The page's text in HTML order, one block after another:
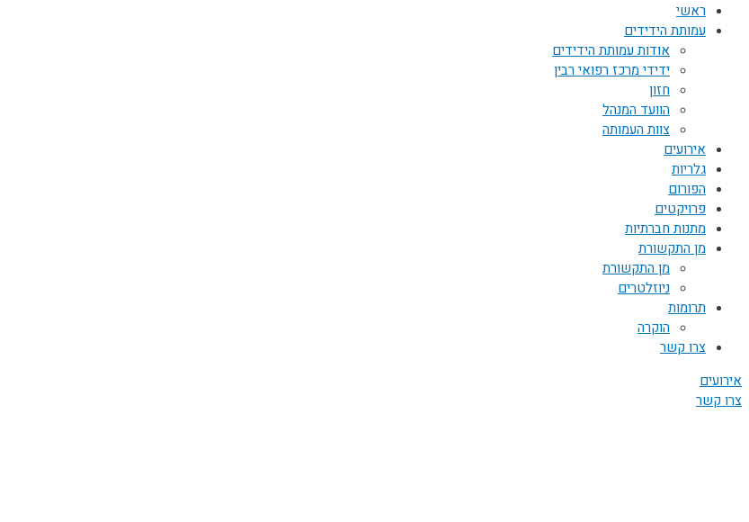
ראשי
עמותת הידידים
אודות עמותת הידידים
ידידי מרכז רפואי רבין
חזון
הוועד המנהל
צוות העמותה
אירועים
גלריות
הפורום
פרויקטים
מתנות חברתיות
מן התקשורת
מן התקשורת
ניוזלטרים
תרומות
הוקרה
צרו קשר
אירועים
צרו קשר